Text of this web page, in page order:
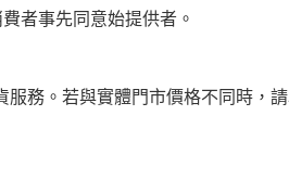
者事先同意始提供者。
服務。若與實體門市價格不同時，